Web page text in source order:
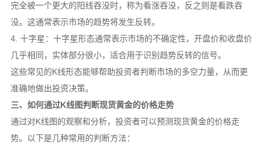
完全被一个更大的阳线吞没时，称为看涨吞没，反之则是看跌吞
没。这通常表示市场的趋势将发生反转。
4. 十字星：十字星形态通常表示市场的不确定性，开盘价和收盘价
几乎相同，实体部分很小，适合用于识别趋势反转的信号。
这些常见的K线形态能够帮助投资者判断市场的多空力量，从而更
准确地做出投资决策。
三、如何通过K线图判断现货黄金的价格走势
通过对K线图的观察和分析，投资者可以预测现货黄金的价格走
势。以下是几种常用的判断方法：